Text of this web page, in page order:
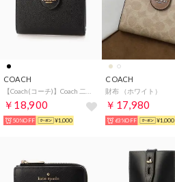
COACH
￥18,900
50%OFF ¥1,000
COACH
財布 （ホワイト）
￥17,980
63%OFF ¥1,000